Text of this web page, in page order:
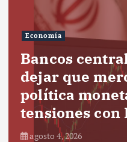
Economía
Bancos
dejar que
política
tensiones con
agosto 4, 2026